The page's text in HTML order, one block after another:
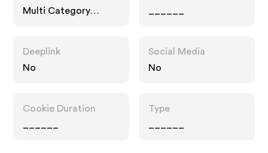
Multi Category
Deeplink
No
Social Media
No
Cookie Duration
Type